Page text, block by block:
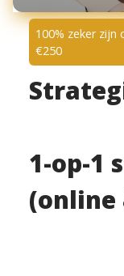
100% zeker zijn
€250
1-op-1
(online